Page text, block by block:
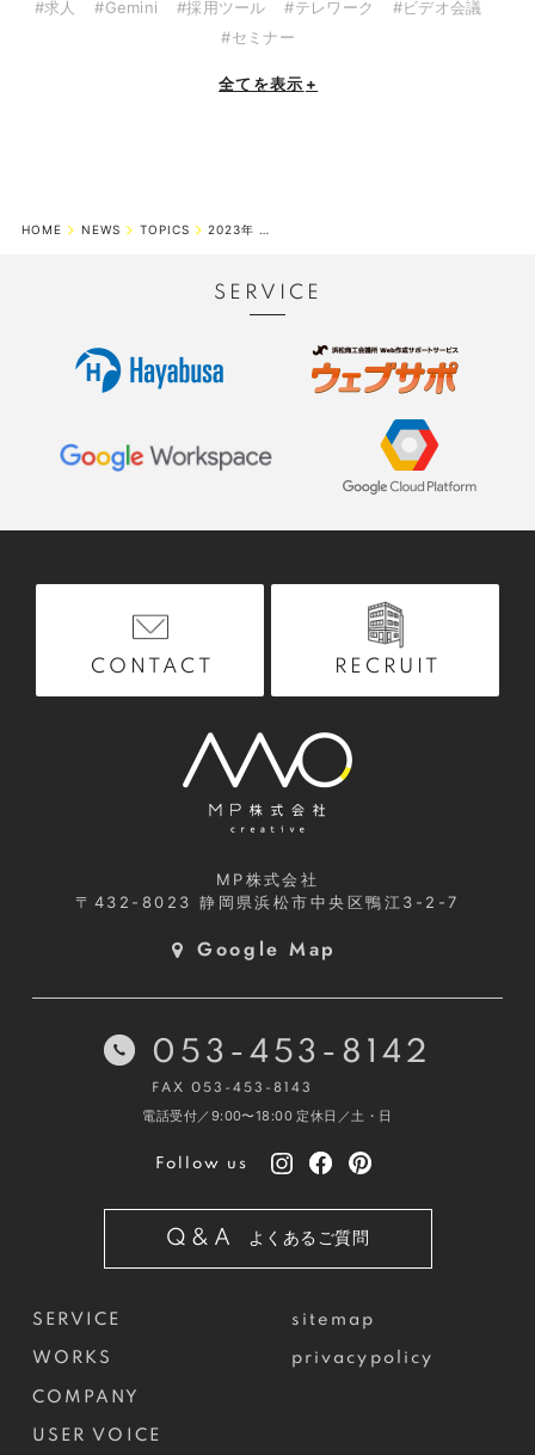
#求人
#Gemini #採用ツール #テレワーク
#ビデオ会議
#セミナー
全てを表示 +
HOME NEWS TOPICS 2023年 ゴールデンウィーク休業期間のお知らせ
SERVICE
CONTACT RECRUIT
MP株式会社
〒432-8023静岡県浜松市中央区鴨江3-2-7
Google Map
SERVICE
WORKS
COMPANY
USER VOICE
sitemap
privacypolicy
053-453-8142
FAX 053-453-8143
電話受付／9:00〜18:00 定休日／土・日
Follow us
Q&A よくあるご質問